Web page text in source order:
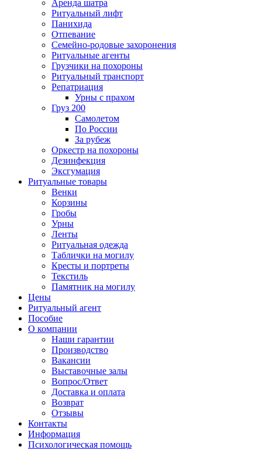
Аренда шатра
Ритуальный лифт
Панихида
Отпевание
Семейно-родовые захоронения
Ритуальные агенты
Грузчики на похороны
Ритуальный транспорт
Репатриация
Урны с прахом
Груз 200
Самолетом
По России
За рубеж
Оркестр на похороны
Дезинфекция
Эксгумация
Ритуальные товары
Венки
Корзины
Гробы
Урны
Ленты
Ритуальная одежда
Таблички на могилу
Кресты и портреты
Текстиль
Памятник на могилу
Цены
Ритуальный агент
Пособие
О компании
Наши гарантии
Производство
Вакансии
Выставочные залы
Вопрос/Ответ
Доставка и оплата
Возврат
Отзывы
Контакты
Информация
Психологическая помощь